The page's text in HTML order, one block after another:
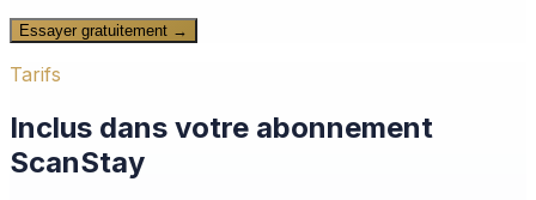
Essayer gratuitement →
Tarifs
Inclus dans votre abonnement
ScanStay